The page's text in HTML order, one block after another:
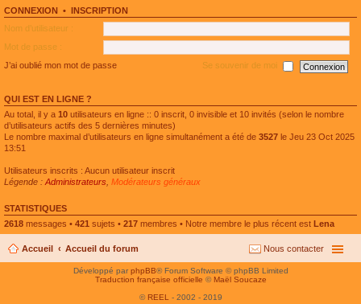
é
c
e
n
t
l
u
s
é
e
u
l
e
l
s
e
n
t
CONNEXION • INSCRIPTION
Nom d’utilisateur :
Mot de passe :
J’ai oublié mon mot de passe
Se souvenir de moi
QUI EST EN LIGNE ?
Au total, il y a 10 utilisateurs en ligne :: 0 inscrit, 0 invisible et 10 invités (selon le nombre
d’utilisateurs actifs des 5 dernières minutes)
Le nombre maximal d’utilisateurs en ligne simultanément a été de 3527 le Jeu 23 Oct 2025
13:51
Utilisateurs inscrits : Aucun utilisateur inscrit
Légende : Administrateurs Modérateurs généraux
STATISTIQUES
2618 messages • 421 sujets • 217 membres • Notre membre le plus récent est Lena
Accueil Accueil du forum Nous contacter
Développé parphpBB® Forum Software © phpBB Limited
Traduction française officielle © Maël Soucaze
© REEL - 2002 - 2019